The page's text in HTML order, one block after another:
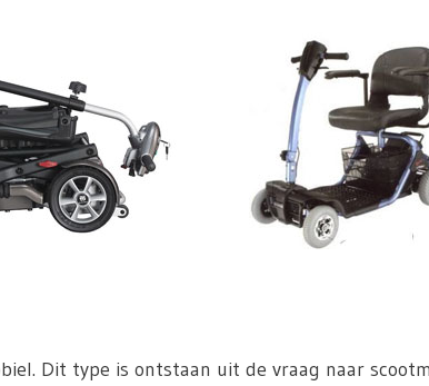
Dit type is ontstaan uit de vraag naar